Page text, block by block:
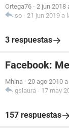
Ortega76 - 2 jun 2018
so - 21 jun 2019 a
3 respuestas
Facebook:
Mhina - 20 ago 2010
gslaura - 17 may
157 respuestas